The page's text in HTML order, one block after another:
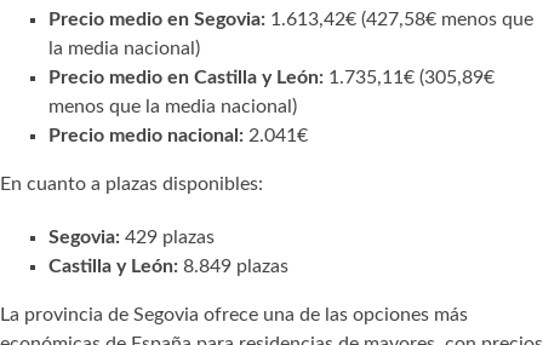
Precio medio en Segovia: 1.613,42€ (427,58€ menos que
la media nacional)
Precio medio en Castilla y León: 1.735,11€ (305,89€
menos que la media nacional)
Precio medio nacional: 2.041€
En cuanto a plazas disponibles:
Segovia: 429 plazas
Castilla y León: 8.849 plazas
La provincia de Segovia ofrece una de las opciones más